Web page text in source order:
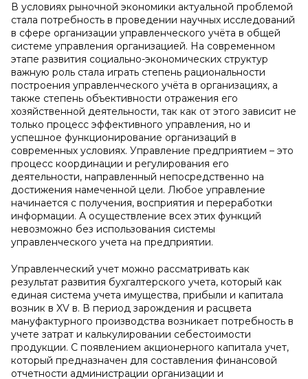
В условиях рыночной экономики актуальной проблемой
стала потребность в проведении научных исследований
в сфере организации управленческого учёта в общей
системе управления организацией. На современном
этапе развития социально-экономических структур
важную роль стала играть степень рациональности
построения управленческого учёта в организациях, а
также степень объективности отражения его
хозяйственной деятельности, так как от этого зависит не
только процесс эффективного управления, но и
успешное функционирование организаций в
современных условиях. Управление предприятием – это
процесс координации и регулирования его
деятельности, направленный непосредственно на
достижения намеченной цели. Любое управление
начинается с получения, восприятия и переработки
информации. А осуществление всех этих функций
невозможно без использования системы
управленческого учета на предприятии.
Управленческий учет можно рассматривать как
результат развития бухгалтерского учета, который как
единая система учета имущества, прибыли и капитала
возник в XV в. В период зарождения и расцвета
мануфактурного производства возникает потребность в
учете затрат и калькулировании себестоимости
продукции. С появлением акционерного капитала учет,
который предназначен для составления финансовой
отчетности администрации организации и